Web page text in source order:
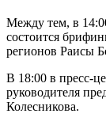
Между тем, в
состоится
регионов Раисы
В 18:00 в пресс-
руководителя
Колесникова.